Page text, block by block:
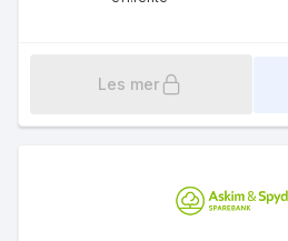
Les mer